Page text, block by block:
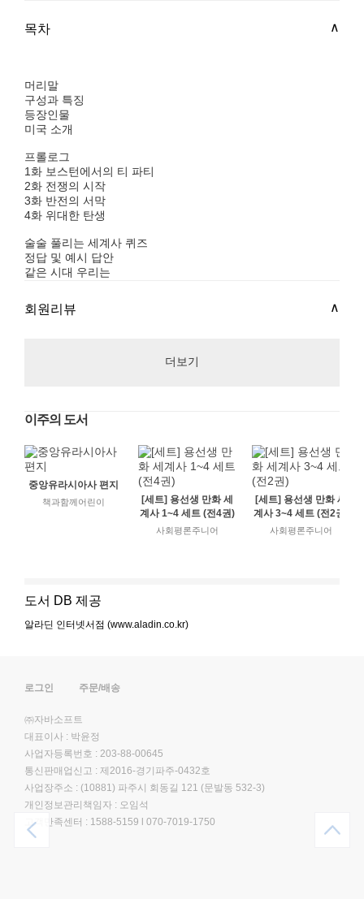
목차
머리말
구성과 특징
등장인물
미국 소개
프롤로그
1화 보스턴에서의 티 파티
2화 전쟁의 시작
3화 반전의 서막
4화 위대한 탄생
술술 풀리는 세계사 퀴즈
정답 및 예시 답안
같은 시대 우리는
회원리뷰
더보기
이주의 도서
중앙유라시아사 편지
책과함께어린이
[세트] 용선생 만화 세
계사 1~4 세트 (전4권)
사회평론주니어
[세트] 용선생 만화 세
계사 3~4 세트 (전2권)
사회평론주니어
도서 DB 제공
알라딘 인터넷서점 (www.aladin.co.kr)
로그인 주문/배송
㈜자바소프트
대표이사 : 박윤정
사업자등록번호 : 203-88-00645
통신판매업신고 : 제2016-경기파주-0432호
사업장주소 : (10881) 파주시 회동길 121 (문발동 532-3)
개인정보관리책임자 : 오임석
고객만족센터 : 1588-5159 070-7019-1750